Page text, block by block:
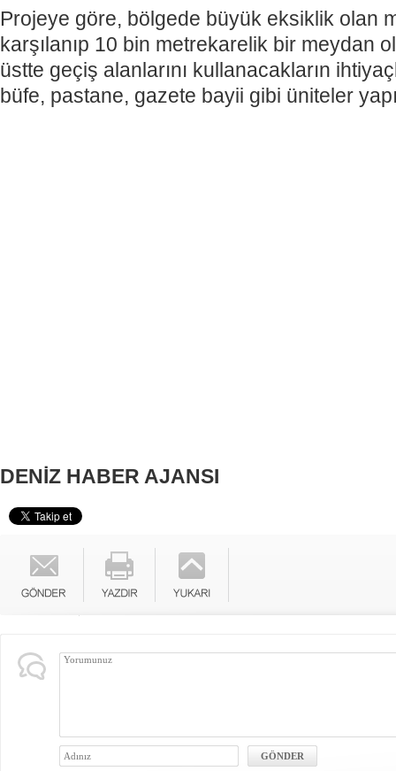
Projeye göre, bölgede büyük eksiklik olan
karşılanıp 10 bin metrekarelik bir meydan
üstte geçiş alanlarını kullanacakların
büfe, pastane, gazete bayii gibi üniteler
DENİZ HABER AJANSI